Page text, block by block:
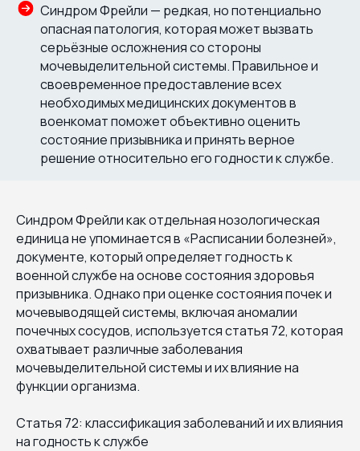
Синдром Фрейли — редкая, но потенциально
опасная патология, которая может вызвать
серьёзные осложнения со стороны
мочевыделительной системы. Правильное и
своевременное предоставление всех
необходимых медицинских документов в
военкомат поможет объективно оценить
состояние призывника и принять верное
решение относительно его годности к службе.
Синдром Фрейли как отдельная нозологическая
единица не упоминается в «Расписании болезней»,
документе, который определяет годность к
военной службе на основе состояния здоровья
призывника. Однако при оценке состояния почек и
мочевыводящей системы, включая аномалии
почечных сосудов, используется статья 72, которая
охватывает различные заболевания
мочевыделительной системы и их влияние на
функции организма.
Статья 72: классификация заболеваний и их влияния
на годность к службе